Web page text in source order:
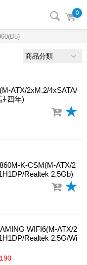
0
商品分類
ATX/2xM.2/4xSATA/
四年)
K-CSM(M-ATX/2
Realtek 2.5Gb)
WIFI6(M-ATX/2
Realtek 2.5G/Wi